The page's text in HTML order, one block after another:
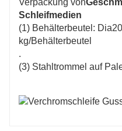
Schleifmedien
(1) Behälterbeutel:
kg/Behälterbeutel
.
(3) Stahltrommel auf